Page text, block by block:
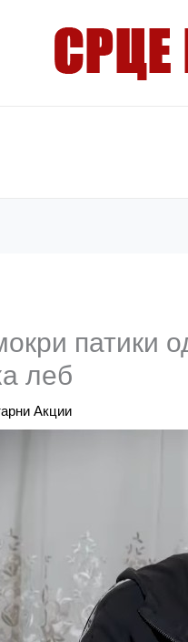
патики
леб
Акции